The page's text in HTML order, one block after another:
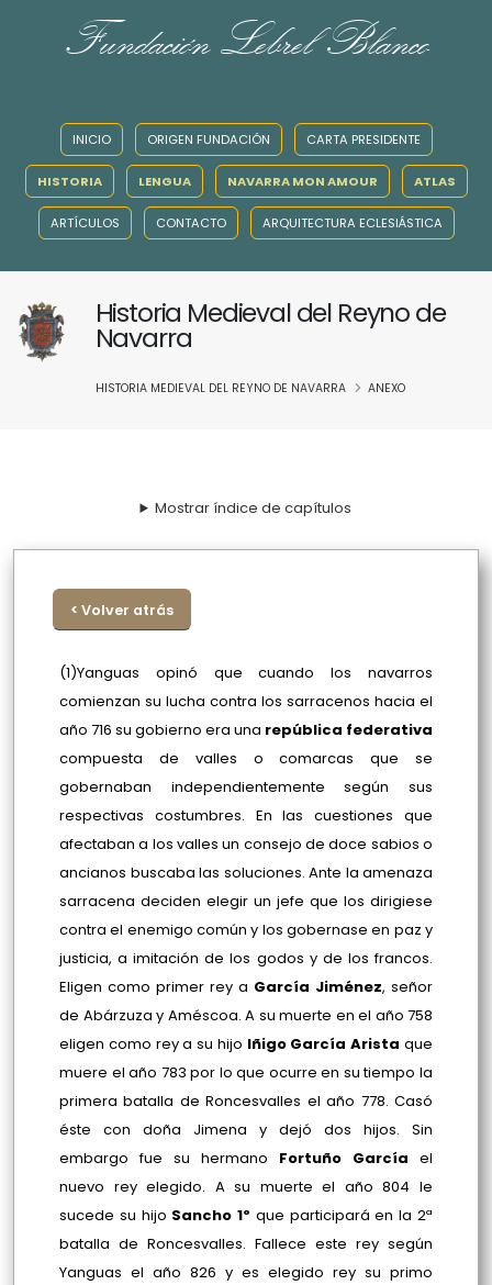
Fundación Lebrel Blanco
INICIO ORIGEN FUNDACIÓN CARTA PRESIDENTE
HISTORIA LENGUA NAVARRA MON AMOUR ATLAS
ARTÍCULOS CONTACTO ARQUITECTURA ECLESIÁSTICA
Historia Medieval del Reyno de
Navarra
HISTORIA MEDIEVAL DEL REYNO DE NAVARRA ANEXO
Mostrar índice de capítulos
< Volver atrás
(1)Yanguas opinó que cuando los navarros
comienzan su lucha contra los sarracenos hacia el
año 716 su gobierno era una república federativa
compuesta de valles o comarcas que se
gobernaban independientemente según sus
respectivas costumbres. En las cuestiones que
afectaban a los valles un consejo de doce sabios o
ancianos buscaba las soluciones. Ante la amenaza
sarracena deciden elegir un jefe que los dirigiese
contra el enemigo común y los gobernase en paz y
justicia, a imitación de los godos y de los francos.
Eligen como primer rey a García Jiménez, señor
de Abárzuza y Améscoa. A su muerte en el año 758
eligen como rey a su hijo Iñigo García Aristaque
muere el año 783 por lo que ocurre en su tiempo la
primera batalla de Roncesvalles el año 778. Casó
éste con doña Jimena y dejó dos hijos. Sin
embargo fue su hermano Fortuño García el
nuevo rey elegido. A su muerte el año 804 le
sucede su hijo Sancho 1º que participará en la 2ª
batalla de Roncesvalles. Fallece este rey según
Yanguas el año 826 y es elegido rey su primo